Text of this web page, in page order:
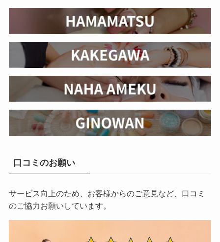
口コミのお願い
サービス向上のため、お客様からのご意見など、口コミ
のご協力お願いしています。